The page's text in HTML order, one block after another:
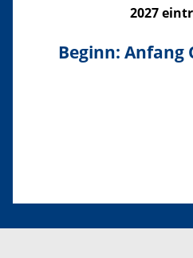
2027
Beginn: Anfang